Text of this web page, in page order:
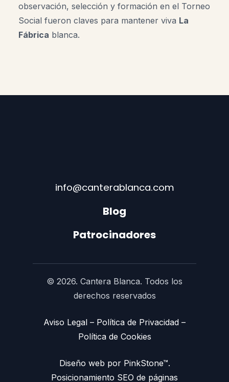
observación, selección y formación en el Torneo
Social fueron claves para mantener viva La
Fábrica blanca.
info@canterablanca.com
Blog
Patrocinadores
© 2026. Cantera Blanca. Todos los
derechos reservados
Aviso Legal – Política de Privacidad –
Política de Cookies
Diseño web por PinkStone™.
Posicionamiento SEO de páginas